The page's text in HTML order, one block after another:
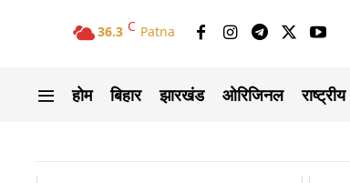
36.3 C Patna
होम बिहार झारखंड ओरिजिनल राष्ट्रीय